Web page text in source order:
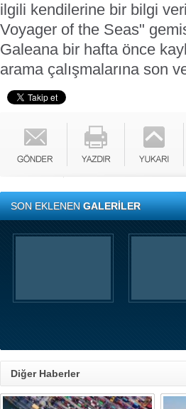
ilgili kendilerine bir bilgi
Voyager of the Seas"
Galeana bir hafta önce
arama çalışmalarına son
SON EKLENENGALERİLER
Diğer Haberler